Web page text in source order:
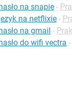
na snapie -
na netflixie -
na gmail -
do wifi vectra -